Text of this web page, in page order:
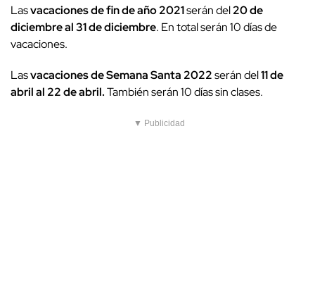
Lasvacaciones de fin de año 2021serán del20 de
diciembre al 31 de diciembre. En total serán 10 días de
vacaciones.
Lasvacaciones de Semana Santa 2022serán del11 de
abril al 22 de abril.También serán 10 días sin clases.
▼ Publicidad